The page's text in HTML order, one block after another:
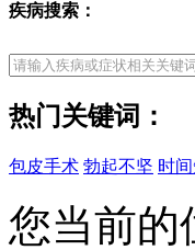
疾病搜索：
热门关键词：
包皮手术 勃起不坚 时
您当前的